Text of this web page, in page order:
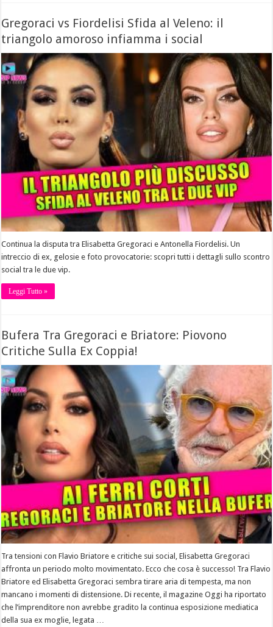
Gregoraci vs Fiordelisi Sfida al Veleno: il
triangolo amoroso infiamma i social
Continua la disputa tra Elisabetta Gregoraci e Antonella Fiordelisi. Un
intreccio di ex, gelosie e foto provocatorie: scopri tutti i dettagli sullo scontro
social tra le due vip.
Leggi Tutto »
Bufera Tra Gregoraci e Briatore: Piovono
Critiche Sulla Ex Coppia!
Tra tensioni con Flavio Briatore e critiche sui social, Elisabetta Gregoraci
affronta un periodo molto movimentato. Ecco che cosa è successo! Tra Flavio
Briatore ed Elisabetta Gregoraci sembra tirare aria di tempesta, ma non
mancano i momenti di distensione. Di recente, il magazine Oggi ha riportato
che l’imprenditore non avrebbe gradito la continua esposizione mediatica
della sua ex moglie, legata …